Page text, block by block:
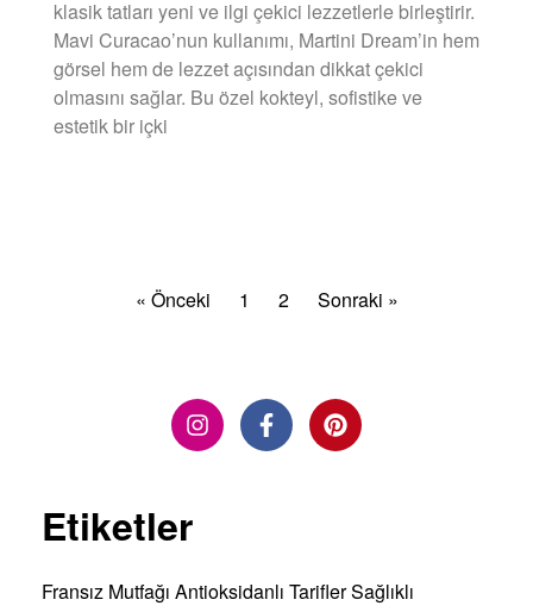
klasik tatları yeni ve ilgi çekici lezzetlerle birleştirir.
Mavi Curacao’nun kullanımı, Martini Dream’in hem
görsel hem de lezzet açısından dikkat çekici
olmasını sağlar. Bu özel kokteyl, sofistike ve
estetik bir içki
« Önceki 1 2 Sonraki »
Etiketler
Fransız Mutfağı Antioksidanlı TariflerSağlıklı